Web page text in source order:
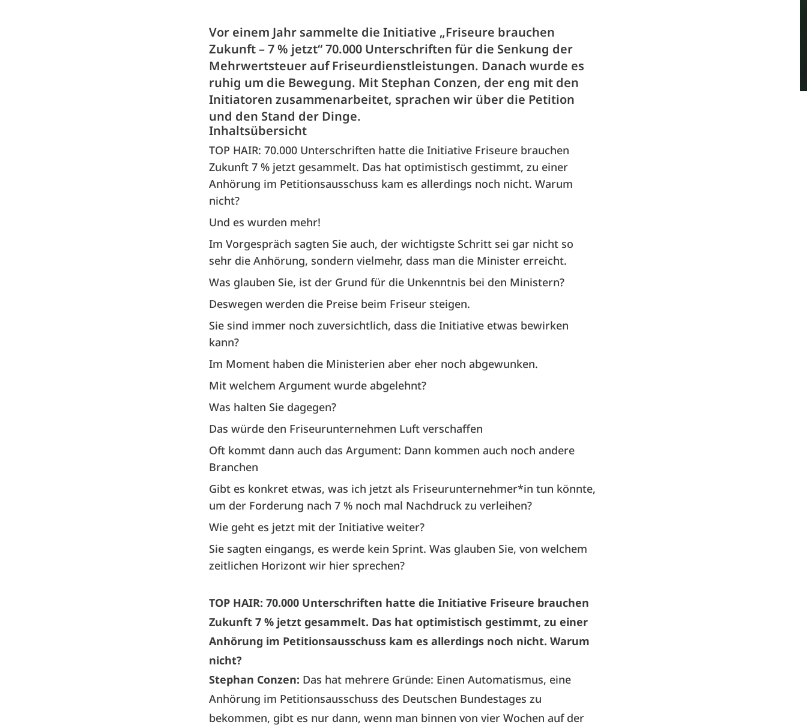
Vor einem Jahr sammelte die Initiative „Friseure brauchen
Zukunft – 7 % jetzt“ 70.000 Unterschriften für die Senkung der
Mehrwertsteuer auf Friseurdienstleistungen. Danach wurde es
ruhig um die Bewegung. Mit Stephan Conzen, der eng mit den
Initiatoren zusammenarbeitet, sprachen wir über die Petition
und den Stand der Dinge.
Inhaltsübersicht
TOP HAIR: 70.000 Unterschriften hatte die Initiative Friseure brauchen
Zukunft 7 % jetzt gesammelt. Das hat optimistisch gestimmt, zu einer
Anhörung im Petitionsausschuss kam es allerdings noch nicht. Warum
nicht?
Und es wurden mehr!
Im Vorgespräch sagten Sie auch, der wichtigste Schritt sei gar nicht so
sehr die Anhörung, sondern vielmehr, dass man die Minister erreicht.
Was glauben Sie, ist der Grund für die Unkenntnis bei den Ministern?
Deswegen werden die Preise beim Friseur steigen.
Sie sind immer noch zuversichtlich, dass die Initiative etwas bewirken
kann?
Im Moment haben die Ministerien aber eher noch abgewunken.
Mit welchem Argument wurde abgelehnt?
Was halten Sie dagegen?
Das würde den Friseurunternehmen Luft verschaffen
Oft kommt dann auch das Argument: Dann kommen auch noch andere
Branchen
Gibt es konkret etwas, was ich jetzt als Friseurunternehmer*in tun könnte,
um der Forderung nach 7 % noch mal Nachdruck zu verleihen?
Wie geht es jetzt mit der Initiative weiter?
Sie sagten eingangs, es werde kein Sprint. Was glauben Sie, von welchem
zeitlichen Horizont wir hier sprechen?
TOP HAIR: 70.000 Unterschriften hatte die Initiative Friseure brauchen
Zukunft 7 % jetzt gesammelt. Das hat optimistisch gestimmt, zu einer
Anhörung im Petitionsausschuss kam es allerdings noch nicht. Warum
nicht?
Stephan Conzen: Das hat mehrere Gründe: Einen Automatismus, eine
Anhörung im Petitionsausschuss des Deutschen Bundestages zu
bekommen, gibt es nur dann, wenn man binnen von vier Wochen auf der